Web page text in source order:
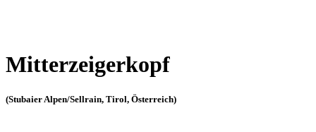
Mitterzeigerkopf
(Stubaier Alpen/Sellrain, Tirol, Österreich)